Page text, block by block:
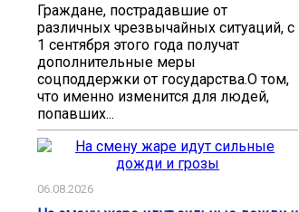
Граждане, пострадавшие от
различных чрезвычайных ситуаций, с
1 сентября этого года получат
дополнительные меры
соцподдержки от государства.О том,
что именно изменится для людей,
попавших...
06.08.2026